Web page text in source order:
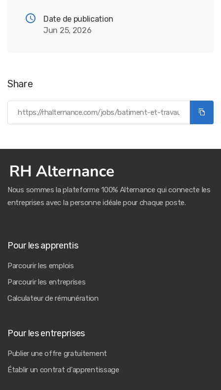
Date de publication
Jun 25, 2026
Share
Nous sommes la plateforme 100% Alternance qui connecte les
entreprises avec la personne idéale pour chaque poste.
Pour les apprentis
Parcourir les emplois
Parcourir les entreprises
Calculateur de rémunération
Pour les entreprises
Publier une offre gratuitement
Établir un contrat d'apprentissage